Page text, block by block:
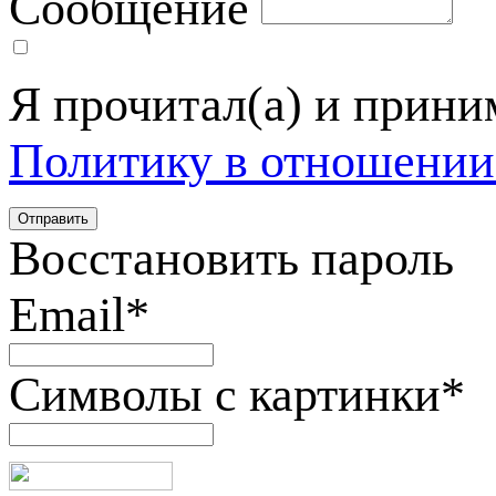
Я прочитал(а) и
Политику в
Восстановить пароль
Email*
Символы с картинки*